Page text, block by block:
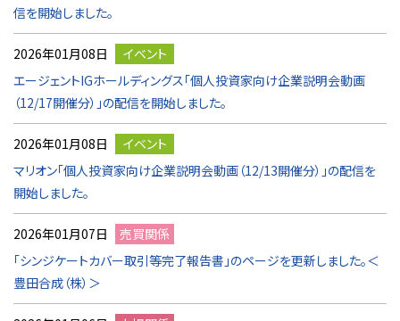
信を開始しました。
2026年01月08日
イベント
エージェントIGホールディングス「個人投資家向け企業説明会動画
（12/17開催分）」の配信を開始しました。
2026年01月08日
イベント
マリオン「個人投資家向け企業説明会動画（12/13開催分）」の配信を
開始しました。
2026年01月07日
売買関係
「シンジケートカバー取引等完了報告書」のページを更新しました。＜
豊田合成（株）＞